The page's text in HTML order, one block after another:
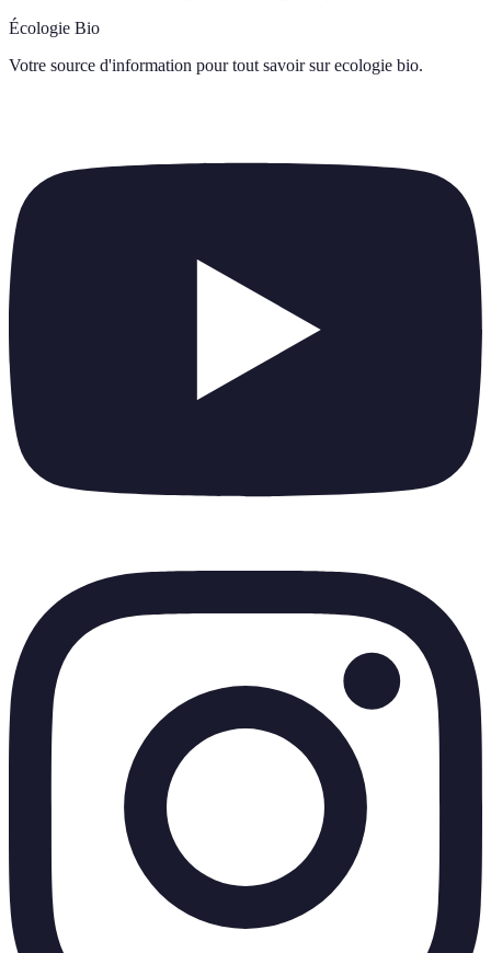
Écologie Bio
Votre source d'information pour tout savoir sur ecologie bio.